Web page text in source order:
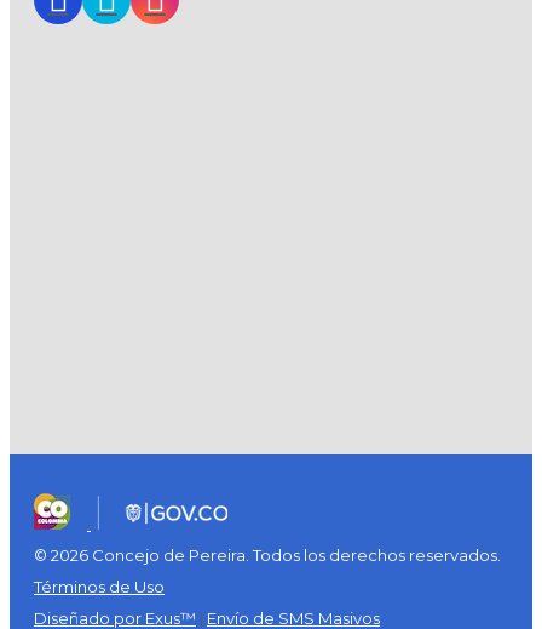
© 2026 Concejo de Pereira. Todos los derechos reservados.
Términos de Uso
Diseñado por Exus™ | Envío de SMS Masivos